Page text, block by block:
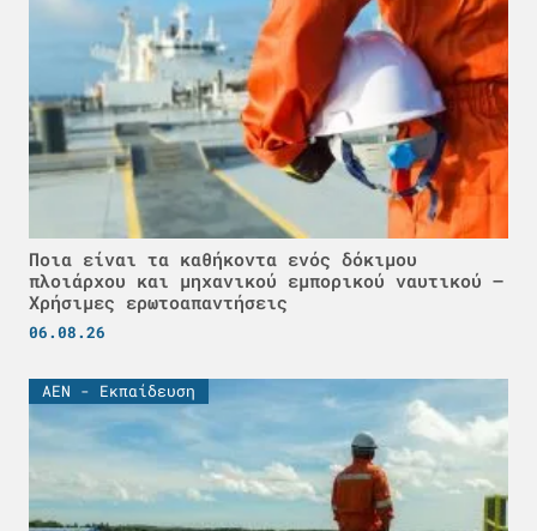
Ποια είναι τα καθήκοντα ενός δόκιμου
πλοιάρχου και μηχανικού εμπορικού ναυτικού –
Χρήσιμες ερωτοαπαντήσεις
06.08.26
ΑΕΝ - Εκπαίδευση